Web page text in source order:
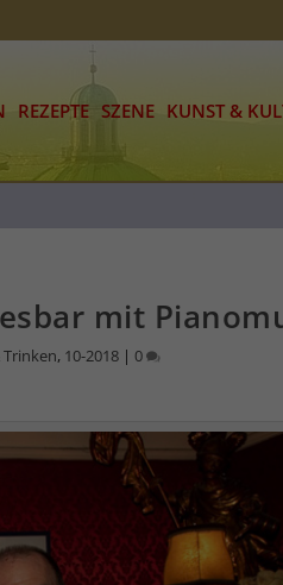
REZEPTE SZENE KUNST &
mit
Trinken, 10-2018| 0